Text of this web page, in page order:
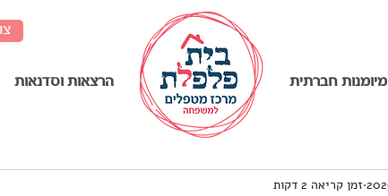
מיומנות חברתית ........................................ הרצאות וסדנאות
זמן קריאה 2 דקות